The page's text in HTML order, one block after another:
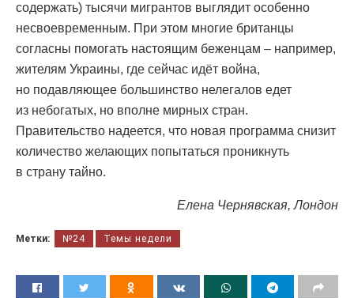
содержать) тысячи мигрантов выглядит особенно
несвоевременным. При этом многие британцы
согласны помогать настоящим беженцам – например,
жителям Украины, где сейчас идёт война,
но подавляющее большинство нелегалов едет
из небогатых, но вполне мирных стран.
Правительство надеется, что новая программа снизит
количество желающих попытаться проникнуть
в страну тайно.
Елена Чернявская, Лондон
Метки: №24 Темы недели